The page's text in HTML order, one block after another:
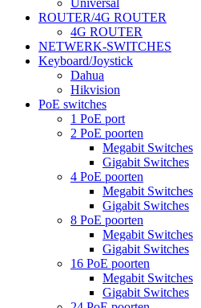
Universal
ROUTER/4G ROUTER
4G ROUTER
NETWERK-SWITCHES
Keyboard/Joystick
Dahua
Hikvision
PoE switches
1 PoE port
2 PoE poorten
Megabit Switches
Gigabit Switches
4 PoE poorten
Megabit Switches
Gigabit Switches
8 PoE poorten
Megabit Switches
Gigabit Switches
16 PoE poorten
Megabit Switches
Gigabit Switches